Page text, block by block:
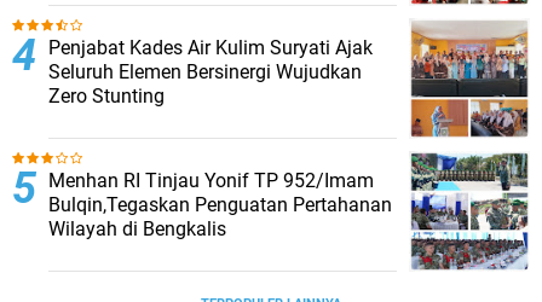
Penjabat Kades Air Kulim Suryati Ajak
Seluruh Elemen Bersinergi Wujudkan
Zero Stunting
Menhan RI Tinjau Yonif TP 952/Imam
Bulqin,Tegaskan Penguatan Pertahanan
Wilayah di Bengkalis